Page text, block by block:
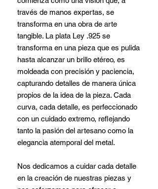
través de manos expertas, se
transforma en una obra de arte
tangible. La plata Ley .925 se
transforma en una pieza que es pulida
hasta alcanzar un brillo etéreo, es
moldeada con precisión y paciencia,
capturando detalles de manera única
propios de la idea de la pieza. Cada
curva, cada detalle, es perfeccionado
con un cuidado extremo, reflejando
tanto la pasión del artesano como la
elegancia atemporal del metal.
Nos dedicamos a cuidar cada detalle
en la creación de nuestras piezas y